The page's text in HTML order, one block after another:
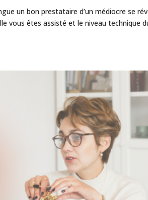
un bon prestataire d’un médiocre se
vous êtes assisté et le niveau technique